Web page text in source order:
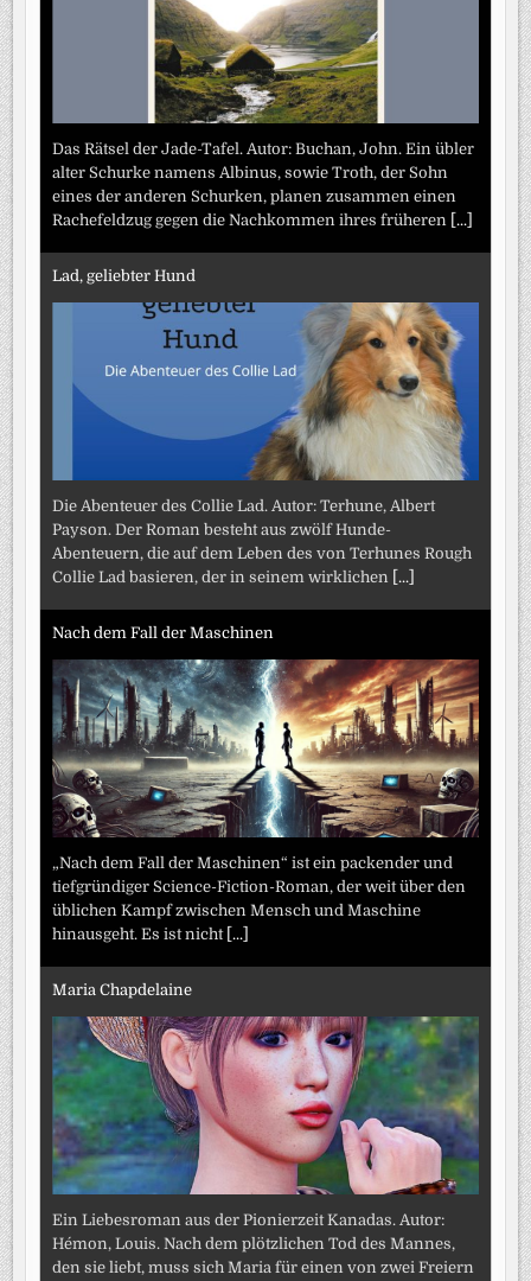
Das Rätsel der Jade-Tafel. Autor: Buchan, John. Ein übler
alter Schurke namens Albinus, sowie Troth, der Sohn
eines der anderen Schurken, planen zusammen einen
Rachefeldzug gegen die Nachkommen ihres früheren [...]
Lad, geliebter Hund
Die Abenteuer des Collie Lad. Autor: Terhune, Albert
Payson. Der Roman besteht aus zwölf Hunde-
Abenteuern, die auf dem Leben des von Terhunes Rough
Collie Lad basieren, der in seinem wirklichen [...]
Nach dem Fall der Maschinen
„Nach dem Fall der Maschinen“ ist ein packender und
tiefgründiger Science-Fiction-Roman, der weit über den
üblichen Kampf zwischen Mensch und Maschine
hinausgeht. Es ist nicht [...]
Maria Chapdelaine
Ein Liebesroman aus der Pionierzeit Kanadas. Autor:
Hémon, Louis. Nach dem plötzlichen Tod des Mannes,
den sie liebt, muss sich Maria für einen von zwei Freiern